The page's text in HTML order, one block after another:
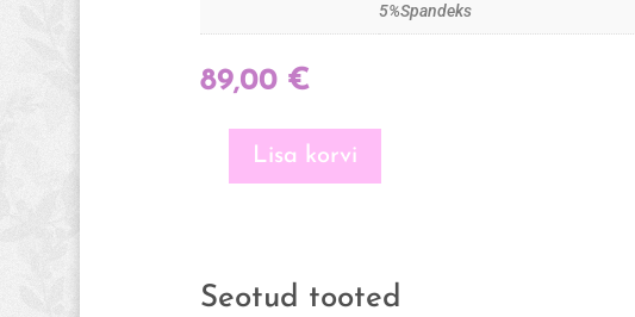
5%Spandeks
89,00 €
imetamiskleit
(suurus
Lisa korvi
Seotud tooted